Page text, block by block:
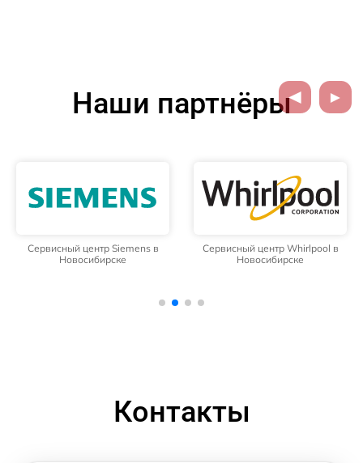
Наши партнёры
Сервисный центр Siemens в
Новосибирске
Сервисный центр Whirlpool в
Новосибирске
Контакты